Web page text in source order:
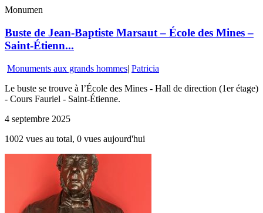
Monumen
Buste de Jean-Baptiste Marsaut – École des Mines –
Saint-Étienn...
Monuments aux grands hommes| Patricia
Le buste se trouve à l’École des Mines - Hall de direction (1er étage)
- Cours Fauriel - Saint-Étienne.
4 septembre 2025
1002 vues au total, 0 vues aujourd'hui